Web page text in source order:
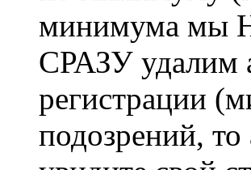
минимума мы
СРАЗУ удалим
регистрации
подозрений,